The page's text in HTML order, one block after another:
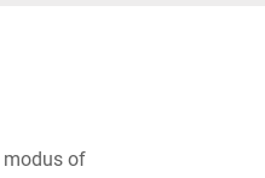
modus of